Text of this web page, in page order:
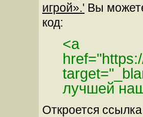
игрой».' Вы
код:
<a
лучшей
Откроется